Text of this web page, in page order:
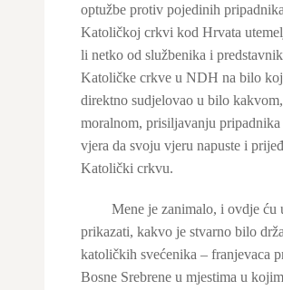
optužbe protiv pojedinih
Katoličkoj crkvi kod Hrvata
li netko od službenika i
Katoličke crkve u NDH na bilo
direktno sudjelovao u bilo
moralnom, prisiljavanju
vjera da svoju vjeru napuste i
Katolički crkvu.
Mene je zanimalo, i ovdje ću
prikazati, kakvo je stvarno bilo
katoličkih svećenika – franjevaca
Bosne Srebrene u mjestima u